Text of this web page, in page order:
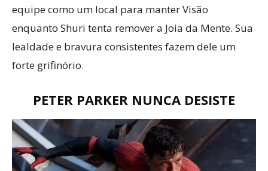
equipe como um local para manter Visão
enquanto Shuri tenta remover a Joia da Mente. Sua
lealdade e bravura consistentes fazem dele um
forte grifinório.
PETER PARKER NUNCA DESISTE